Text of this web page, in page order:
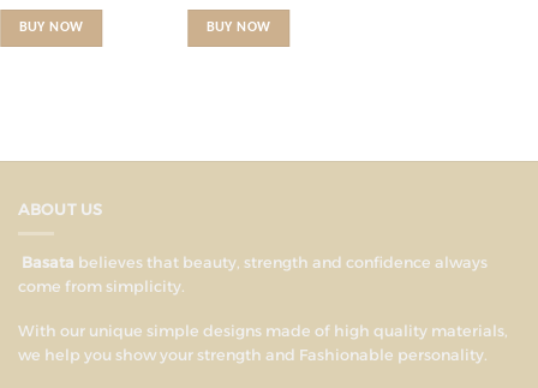
BUY NOW BUY NOW
ABOUT US
Basata believes that beauty, strength and confidence always
come from simplicity.
With our unique simple designs made of high quality materials,
we help you show your strength and Fashionable personality.